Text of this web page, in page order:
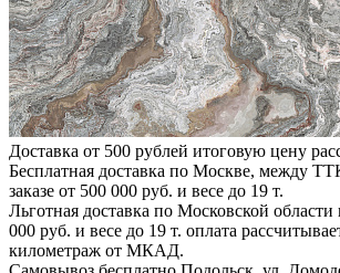
Доставка от 500 рублей итоговую цену
Бесплатная доставка по Москве, между
заказе от 500 000 руб. и весе до 19 т.
Льготная доставка по Московской области
000 руб. и весе до 19 т. оплата
километраж от МКАД.